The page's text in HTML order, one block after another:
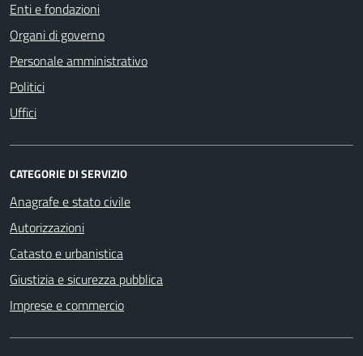
Enti e fondazioni
Organi di governo
Personale amministrativo
Politici
Uffici
CATEGORIE DI SERVIZIO
Anagrafe e stato civile
Autorizzazioni
Catasto e urbanistica
Giustizia e sicurezza pubblica
Imprese e commercio